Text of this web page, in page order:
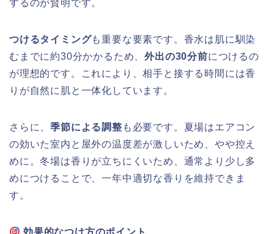
するのが賢明です。
つけるタイミングも重要な要素です。香水は肌に馴染
むまでに約30分かかるため、外出の30分前につけるの
が理想的です。これにより、相手と接する時間には香
りが自然に肌と一体化しています。
さらに、季節による調整 も必要です。夏場はエアコン
の効いた室内と屋外の温度差が激しいため、やや控え
めに。冬場は香りが立ちにくいため、通常より少し多
めにつけることで、一年中適切な香りを維持できま
す。